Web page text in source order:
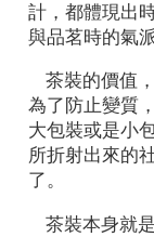
計，都體現出
與品茗時的氣派
茶裝的價值
為了防止變質
大包裝或是小
所折射出來的
了。
茶裝本身就